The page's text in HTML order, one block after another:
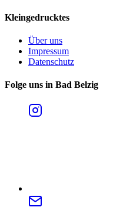
Kleingedrucktes
Über uns
Impressum
Datenschutz
Folge uns in Bad Belzig